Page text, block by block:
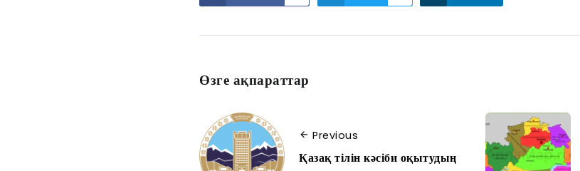
Өзге ақпараттар
Previous
Қазақ тілін кәсіби оқытудың